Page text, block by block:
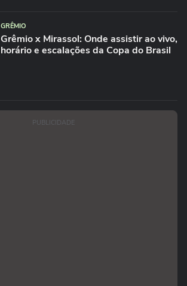
GRÊMIO
Grêmio x Mirassol: Onde assistir ao vivo,
horário e escalações da Copa do Brasil
PUBLICIDADE